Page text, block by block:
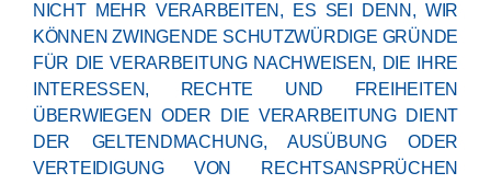
NICHT MEHR VERARBEITEN, ES SEI DENN, WIR
KÖNNEN ZWINGENDE SCHUTZWÜRDIGE GRÜNDE
FÜR DIE VERARBEITUNG NACHWEISEN, DIE IHRE
INTERESSEN, RECHTE UND FREIHEITEN
ÜBERWIEGEN ODER DIE VERARBEITUNG DIENT
DER GELTENDMACHUNG, AUSÜBUNG ODER
VERTEIDIGUNG VON RECHTSANSPRÜCHEN